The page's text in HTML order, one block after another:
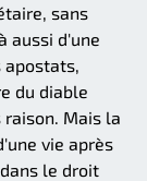
sans
aussi d'une
du diable
Mais la
vie après
le droit